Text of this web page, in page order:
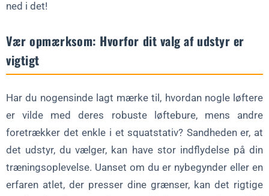
For brugere på mellemniveau
Racks
Hvad er forskellen på et 2x3 power rack og et 2x3 squat rack?
Hvad er bedst på en lille plads: et 2x2 squat-stativ eller et 2x2
power-stativ?
Kan 2x4 stativer bære tungere vægte end 2x2 eller 2x3 stativer?
Resultater: Byg dit drømmegym med selvtillid
ned i det!
Vær opmærksom: Hvorfor dit valg af udstyr er
vigtigt
Har du nogensinde lagt mærke til, hvordan nogle løftere
er vilde med deres robuste løftebure, mens andre
foretrækker det enkle i et squatstativ? Sandheden er, at
det udstyr, du vælger, kan have stor indflydelse på din
træningsoplevelse. Uanset om du er nybegynder eller en
erfaren atlet, der presser dine grænser, kan det rigtige